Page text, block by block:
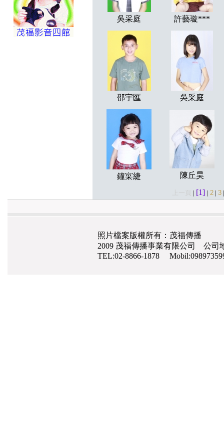
吳采庭 許藝璇***
邵宇匯 吳采庭
鐘寀緁 陳丘昊
| [1] | 2| 3
照片檔案版權所有：茂福傳播
2009 茂福傳播事業有限公司 公司
TEL:02-8866-1878